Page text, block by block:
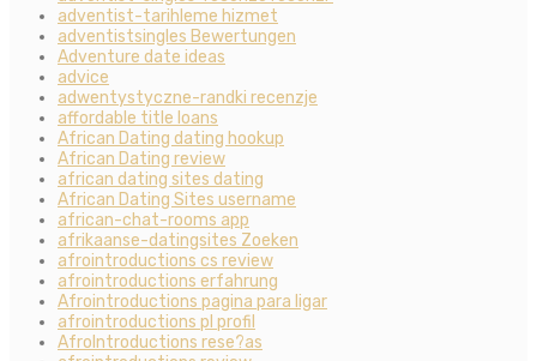
adventist-tarihleme hizmet
adventistsingles Bewertungen
Adventure date ideas
advice
adwentystyczne-randki recenzje
affordable title loans
African Dating dating hookup
African Dating review
african dating sites dating
African Dating Sites username
african-chat-rooms app
afrikaanse-datingsites Zoeken
afrointroductions cs review
afrointroductions erfahrung
Afrointroductions pagina para ligar
afrointroductions pl profil
AfroIntroductions rese?as